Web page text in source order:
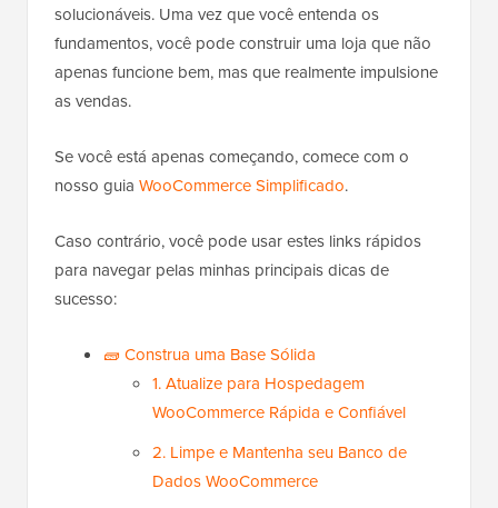
solucionáveis. Uma vez que você entenda os
fundamentos, você pode construir uma loja que não
apenas funcione bem, mas que realmente impulsione
as vendas.
Se você está apenas começando, comece com o
nosso guia WooCommerce Simplificado.
Caso contrário, você pode usar estes links rápidos
para navegar pelas minhas principais dicas de
sucesso:
🧱 Construa uma Base Sólida
1. Atualize para Hospedagem
WooCommerce Rápida e Confiável
2. Limpe e Mantenha seu Banco de
Dados WooCommerce